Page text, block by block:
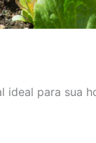
ideal para sua